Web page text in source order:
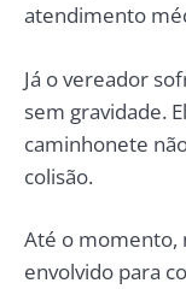
atendimento
Já o vereador
sem gravidade.
caminhonete
colisão.
Até o momento,
envolvido para